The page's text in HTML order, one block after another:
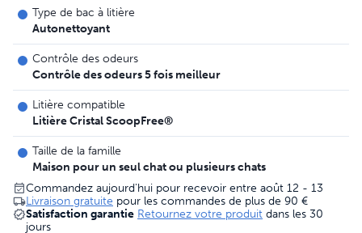
Type de bac à litière
Autonettoyant
Contrôle des odeurs
Contrôle des odeurs 5 fois meilleur
Litière compatible
Litière Cristal ScoopFree®
Taille de la famille
Maison pour un seul chat ou plusieurs chats
Commandez aujourd'hui pour recevoir entre août 12 - 13
Livraison gratuite pour les commandes de plus de 90 €
Satisfaction garantie Retournez votre produit dans les 30
jours